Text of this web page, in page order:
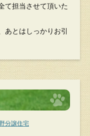
て担当させて頂いた
あとはしっかりお引
分譲住宅